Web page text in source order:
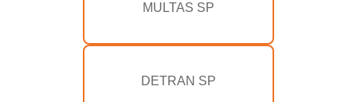
MULTAS SP
DETRAN SP